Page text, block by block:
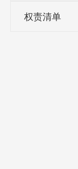
权责清单